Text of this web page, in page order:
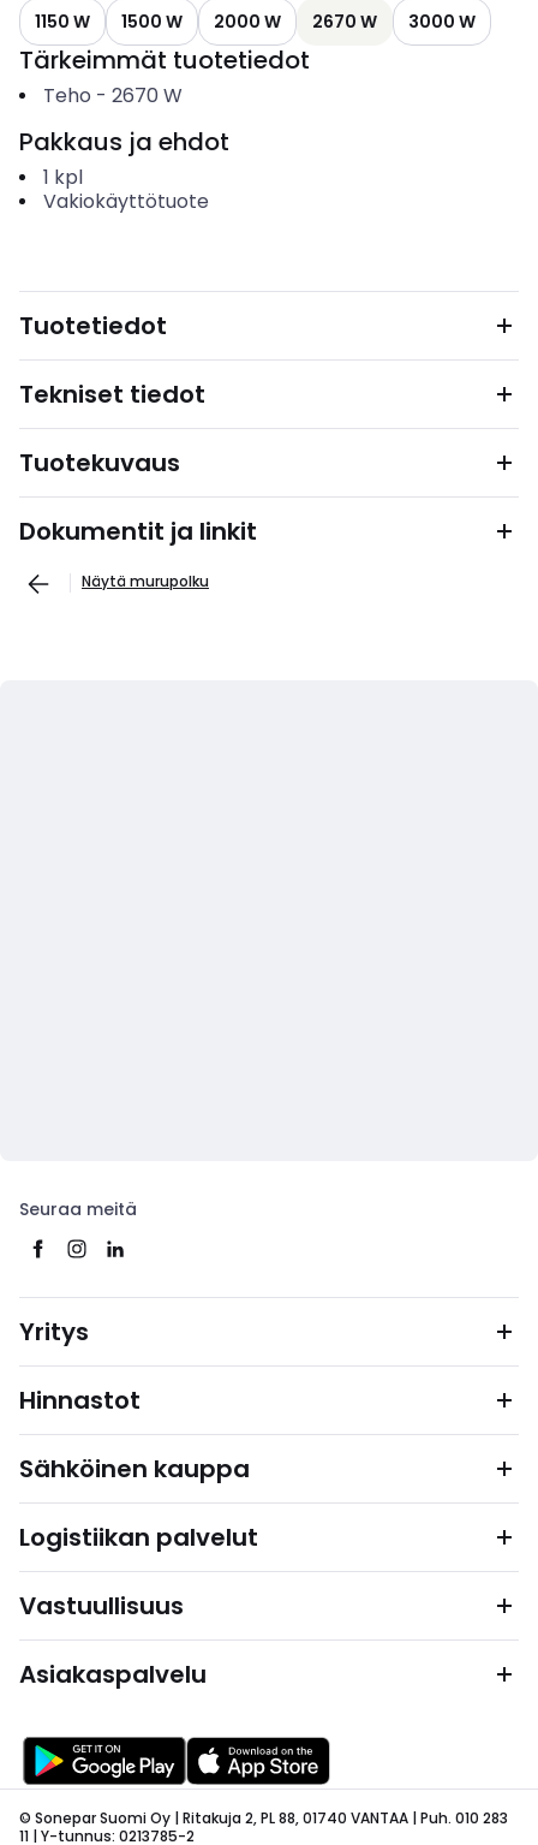
1150 W 1500 W 2000 W 2670 W 3000 W
Tärkeimmät tuotetiedot
Teho - 2670 W
Pakkaus ja ehdot
1 kpl
Vakiokäyttötuote
Tuotetiedot
Tekniset tiedot
Tuotekuvaus
Dokumentit ja linkit
Näytä murupolku
Seuraa meitä
Yritys
Hinnastot
Sähköinen kauppa
Logistiikan palvelut
Vastuullisuus
Asiakaspalvelu
© Sonepar Suomi Oy | Ritakuja 2, PL 88, 01740 VANTAA | Puh. 010 283
11 | Y-tunnus: 0213785-2